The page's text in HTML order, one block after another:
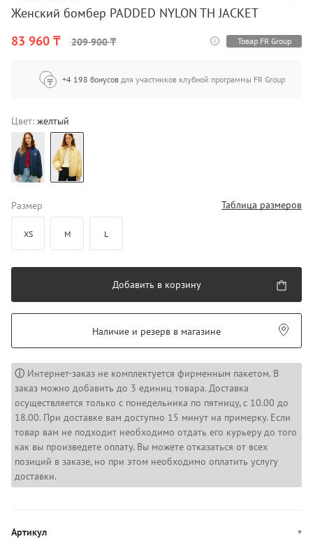
Женский бомбер PADDED NYLON TH JACKET
83 960 ₸
209 900 ₸ Товар FR Group
+4 198 бонусов для участников клубной программы FR Group
Цвет: желтый
Размер Таблица размеров
XS M L
Добавить в корзину
Наличие и резерв в магазине
ⓘ Интернет-заказ не комплектуется фирменным пакетом. В
заказ можно добавить до 3 единиц товара. Доставка
осуществляется только с понедельника по пятницу, с 10.00 до
18.00. При доставке вам доступно 15 минут на примерку. Если
товар вам не подходит необходимо отдать его курьеру до того
как вы произведете оплату. Вы можете отказаться от всех
позиций в заказе, но при этом необходимо оплатить услугу
доставки.
Артикул